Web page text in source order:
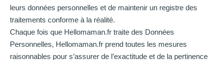
leurs données personnelles et de maintenir un registre des
traitements conforme à la réalité.
Chaque fois que Hellomaman.fr traite des Données
Personnelles, Hellomaman.fr prend toutes les mesures
raisonnables pour s’assurer de l’exactitude et de la pertinence